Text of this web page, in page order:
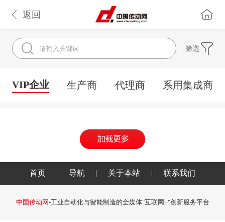
返回
筛选
VIP企业 生产商 代理商 系用集成商
首页 | 导航 | 关于本站 | 联系我们
中国传动网-工业自动化与智能制造的全媒体"互联网+"创新服务平台